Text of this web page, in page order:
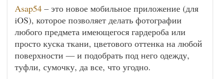
Asap54 – это новое мобильное приложение (для
iOS), которое позволяет делать фотографии
любого предмета имеющегося гардероба или
просто куска ткани, цветового оттенка на любой
поверхности — и подобрать под него одежду,
туфли, сумочку, да все, что угодно.